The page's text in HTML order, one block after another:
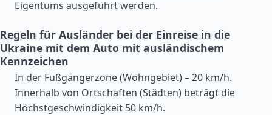
Eigentums ausgeführt werden.
Regeln für Ausländer bei der Einreise in die
Ukraine mit dem Auto mit ausländischem
Kennzeichen
In der Fußgängerzone (Wohngebiet) – 20 km/h.
Innerhalb von Ortschaften (Städten) beträgt die
Höchstgeschwindigkeit 50 km/h.